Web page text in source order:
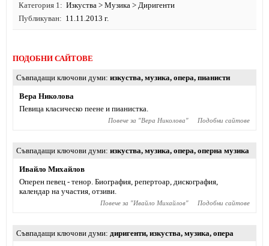
Категория 1
Изкуства > Музика > Диригенти
Публикуван
11.11.2013 г.
ПОДОБНИ САЙТОВЕ
Съвпадащи ключови думи изкуства, музика, опера, пианисти
Вера Николова
Певица класическо пеене и пианистка.
Повече за "Вера Николова" Подобни сайтове
Съвпадащи ключови думи изкуства, музика, опера, оперна музика
Ивайло Михайлов
Оперен певец - тенор. Биография, репертоар, дискография,
календар на участия, отзиви.
Повече за "Ивайло Михайлов" Подобни сайтове
Съвпадащи ключови думи диригенти, изкуства, музика, опера